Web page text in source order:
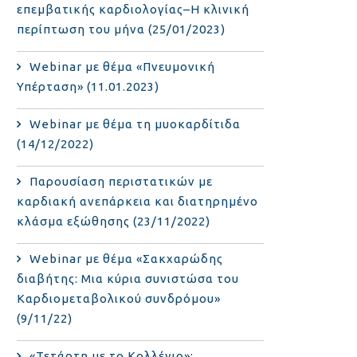
επεμβατικής καρδιολογίας–Η κλινική
περίπτωση του μήνα (25/01/2023)
Webinar με θέμα «Πνευμονική
Υπέρταση» (11.01.2023)
Webinar με θέμα τη μυοκαρδίτιδα
(14/12/2022)
Παρουσίαση περιστατικών με
καρδιακή ανεπάρκεια και διατηρημένο
κλάσμα εξώθησης (23/11/2022)
Webinar με θέμα «Σακχαρώδης
διαβήτης: Μια κύρια συνιστώσα του
Καρδιομεταβολικού συνδρόμου»
(9/11/22)